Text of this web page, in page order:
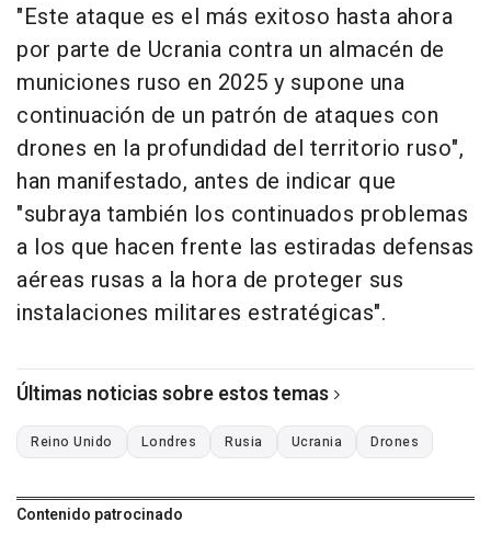
"Este ataque es el más exitoso hasta ahora
por parte de Ucrania contra un almacén de
municiones ruso en 2025 y supone una
continuación de un patrón de ataques con
drones en la profundidad del territorio ruso",
han manifestado, antes de indicar que
"subraya también los continuados problemas
a los que hacen frente las estiradas defensas
aéreas rusas a la hora de proteger sus
instalaciones militares estratégicas".
Últimas noticias sobre estos temas
Reino Unido Londres Rusia Ucrania Drones
Contenido patrocinado